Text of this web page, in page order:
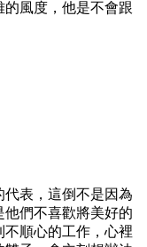
風度，他是不會跟
表，這倒不是因為
們不喜歡將美好的
不順心的工作，心裡